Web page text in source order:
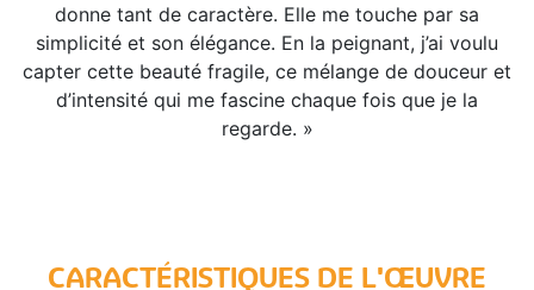
donne tant de caractère. Elle me touche par sa
simplicité et son élégance. En la peignant, j’ai voulu
capter cette beauté fragile, ce mélange de douceur et
d’intensité qui me fascine chaque fois que je la
regarde. »
CARACTÉRISTIQUES DE L'ŒUVRE